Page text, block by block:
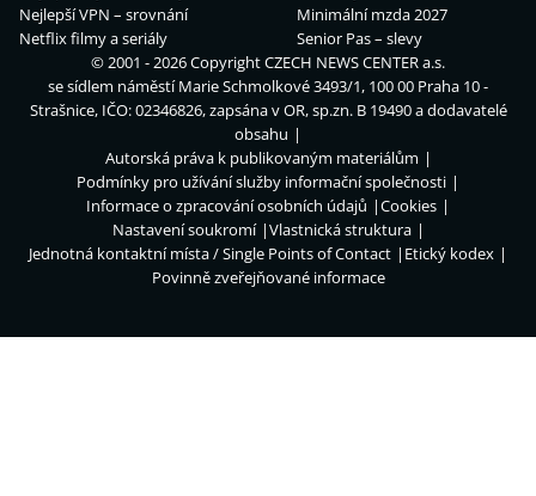
Nejlepší VPN – srovnání
Netflix filmy a seriály
Minimální mzda 2027
Senior Pas – slevy
© 2001 - 2026 CopyrightCZECH NEWS CENTER a.s.
se sídlem náměstí Marie Schmolkové 3493/1, 100 00 Praha 10 -
Strašnice, IČO: 02346826, zapsána v OR, sp.zn. B 19490 a dodavatelé
obsahu
Autorská práva k publikovaným materiálům
Podmínky pro užívání služby informační společnosti
Informace o zpracování osobních údajů
Cookies
Nastavení soukromí
Vlastnická struktura
Jednotná kontaktní místa / Single Points of Contact
Etický kodex
Povinně zveřejňované informace